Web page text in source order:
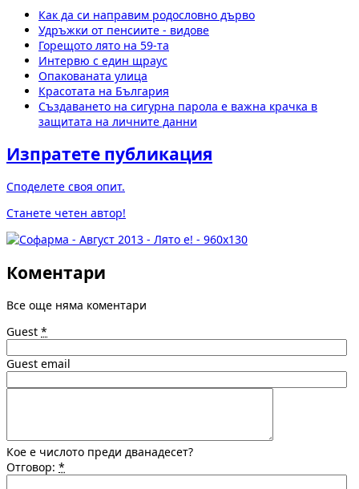
Как да си направим родословно дърво
Удръжки от пенсиите - видове
Горещото лято на 59-та
Интервю с един щраус
Опакованата улица
Красотата на България
Създаването на сигурна парола е важна крачка в
защитата на личните данни
Изпратете публикация
Споделете своя опит.
Станете четен автор!
Коментари
Все още няма коментари
Guest *
Guest email
Кое е числото преди дванадесет?
Отговор: *